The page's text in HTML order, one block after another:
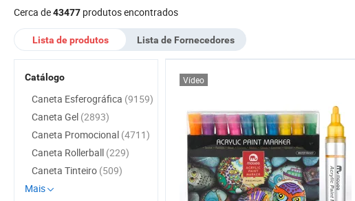
Cerca de43477 produtos encontrados
Lista de produtos Lista de Fornecedores
Vídeo
Catálogo
Caneta Esferográfica (9159)
Caneta Gel (2893)
Caneta Promocional (4711)
Caneta Rollerball (229)
Caneta Tinteiro (509)
Mais